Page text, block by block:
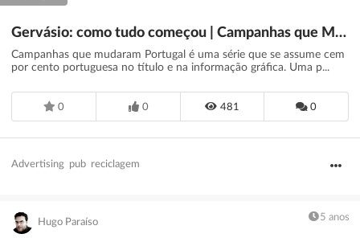
Gervásio: como tudo começou | Campanhas que Mudaram Portugal
Campanhas que mudaram Portugal é uma série que se assume cem
por cento portuguesa no título e na informação gráfica. Uma p...
0 0 481 0
Advertising pub reciclagem
Hugo Paraíso 5 anos